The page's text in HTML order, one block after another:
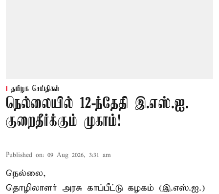
தமிழக செய்திகள்
நெல்லையில் 12-ந்தேதி இ.எஸ்.ஐ.
குறைதீர்க்கும் முகாம்!
Published on: 09 Aug 2026, 3:31 am
நெல்லை,
தொழிலாளர் அரசு காப்பீட்டு கழகம் (இ.எஸ்.ஐ.)